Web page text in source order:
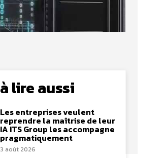
à lire aussi
Les entreprises veulent
reprendre la maîtrise de leur
IA ITS Group les accompagne
pragmatiquement
3 août 2026